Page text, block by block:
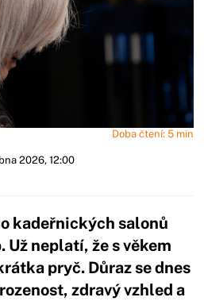
Doba čtení: 5 min
2026, 12:00
kadeřnických salonů
neplatí, že s věkem
pryč. Důraz se dnes
zdravý vzhled a